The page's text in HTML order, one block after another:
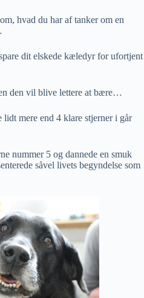
hvad du har af tanker om en
dit elskede kæledyr for ufortjent
den vil blive lettere at bære…
mere end 4 klare stjerner i går
nummer 5 og dannede en smuk
såvel livets begyndelse som